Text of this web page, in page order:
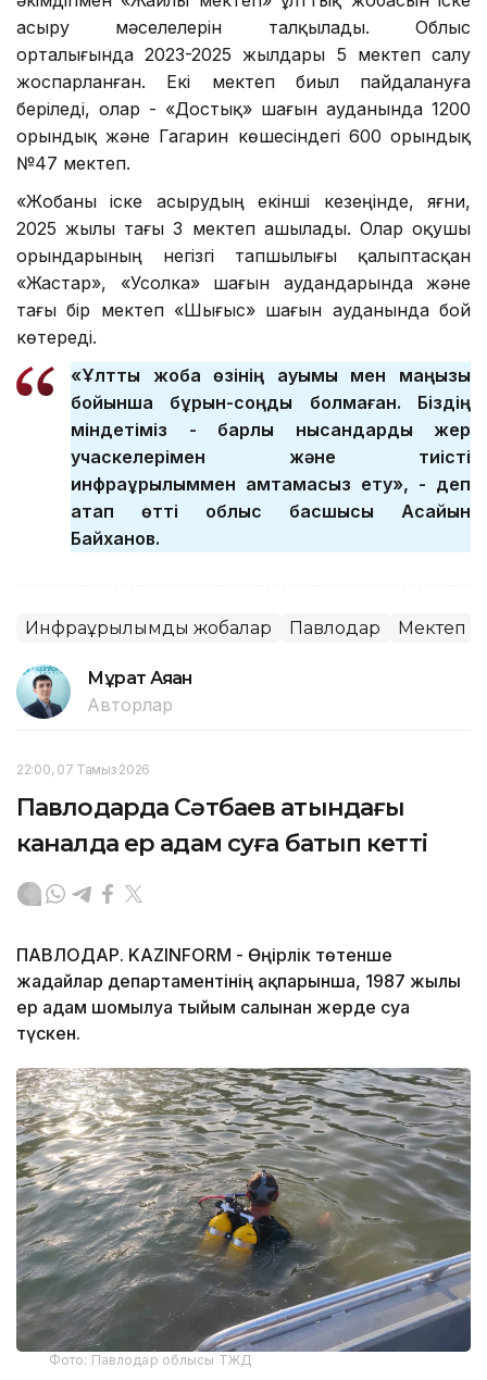
асыру мәселелерін талқылады. Облыс
орталығында 2023-2025 жылдары 5 мектеп салу
жоспарланған. Екі мектеп биыл пайдалануға
беріледі, олар - «Достық» шағын ауданында 1200
орындық және Гагарин көшесіндегі 600 орындық
№47 мектеп. ⠀
«Жобаны іске асырудың екінші кезеңінде, яғни,
2025 жылы тағы 3 мектеп ашылады. Олар оқушы
орындарының негізгі тапшылығы қалыптасқан
«Жастар», «Усолка» шағын аудандарында және
тағы бір мектеп «Шығыс» шағын ауданында бой
көтереді. ⠀
«Ұлттық жоба өзінің ауқымы мен маңызы
бойынша бұрын-соңды болмаған. Біздің
міндетіміз - барлық нысандарды жер
учаскелерімен және тиісті
инфрақұрылыммен қамтамасыз ету», - деп
атап өтті облыс басшысы Асайын
Байханов.
Инфрақұрылымдық жобалар Павлодар Мектеп
Мұрат Аяған
Авторлар
22:00, 07 Тамыз 2026
Павлодарда Сәтбаев атындағы
каналда ер адам суға батып кетті
ПАВЛОДАР. KAZINFORM - Өңірлік төтенше
жағдайлар департаментінің ақпарынша, 1987 жылғы
ер адам шомылуға тыйым салынған жерде суға
түскен.
Фото: Павлодар облысы ТЖД